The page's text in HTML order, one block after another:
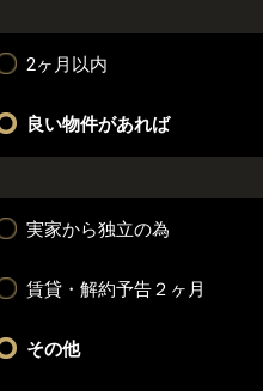
2ヶ月以内
良い物件があれば
実家から独立の為
賃貸・解約予告２ヶ月
その他